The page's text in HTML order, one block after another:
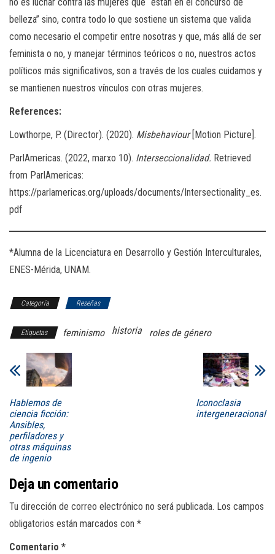
belleza” sino, contra todo lo que sostiene un sistema que valida
como necesario el competir entre nosotras y que, más allá de ser
feminista o no, y manejar términos teóricos o no, nuestros actos
políticos más significativos, son a través de los cuales cuidamos y
se mantienen nuestros vínculos con otras mujeres.
References:
Lowthorpe, P. (Director). (2020). Misbehaviour[Motion Picture].
ParlAmericas. (2022, marxo 10). Interseccionalidad. Retrieved
from ParlAmericas:
https://parlamericas.org/uploads/documents/Intersectionality_es.
pdf
*Alumna de la Licenciatura en Desarrollo y Gestión Interculturales,
ENES-Mérida, UNAM.
Categoría Reseñas
Etiquetas feminismo historia roles de género
Hablemos de
ciencia ficción:
Ansibles,
perfiladores y
otras máquinas
de ingenio
Iconoclasia
intergeneracional
Deja un comentario
Tu dirección de correo electrónico no será publicada. Los campos
obligatorios están marcados con *
Comentario *